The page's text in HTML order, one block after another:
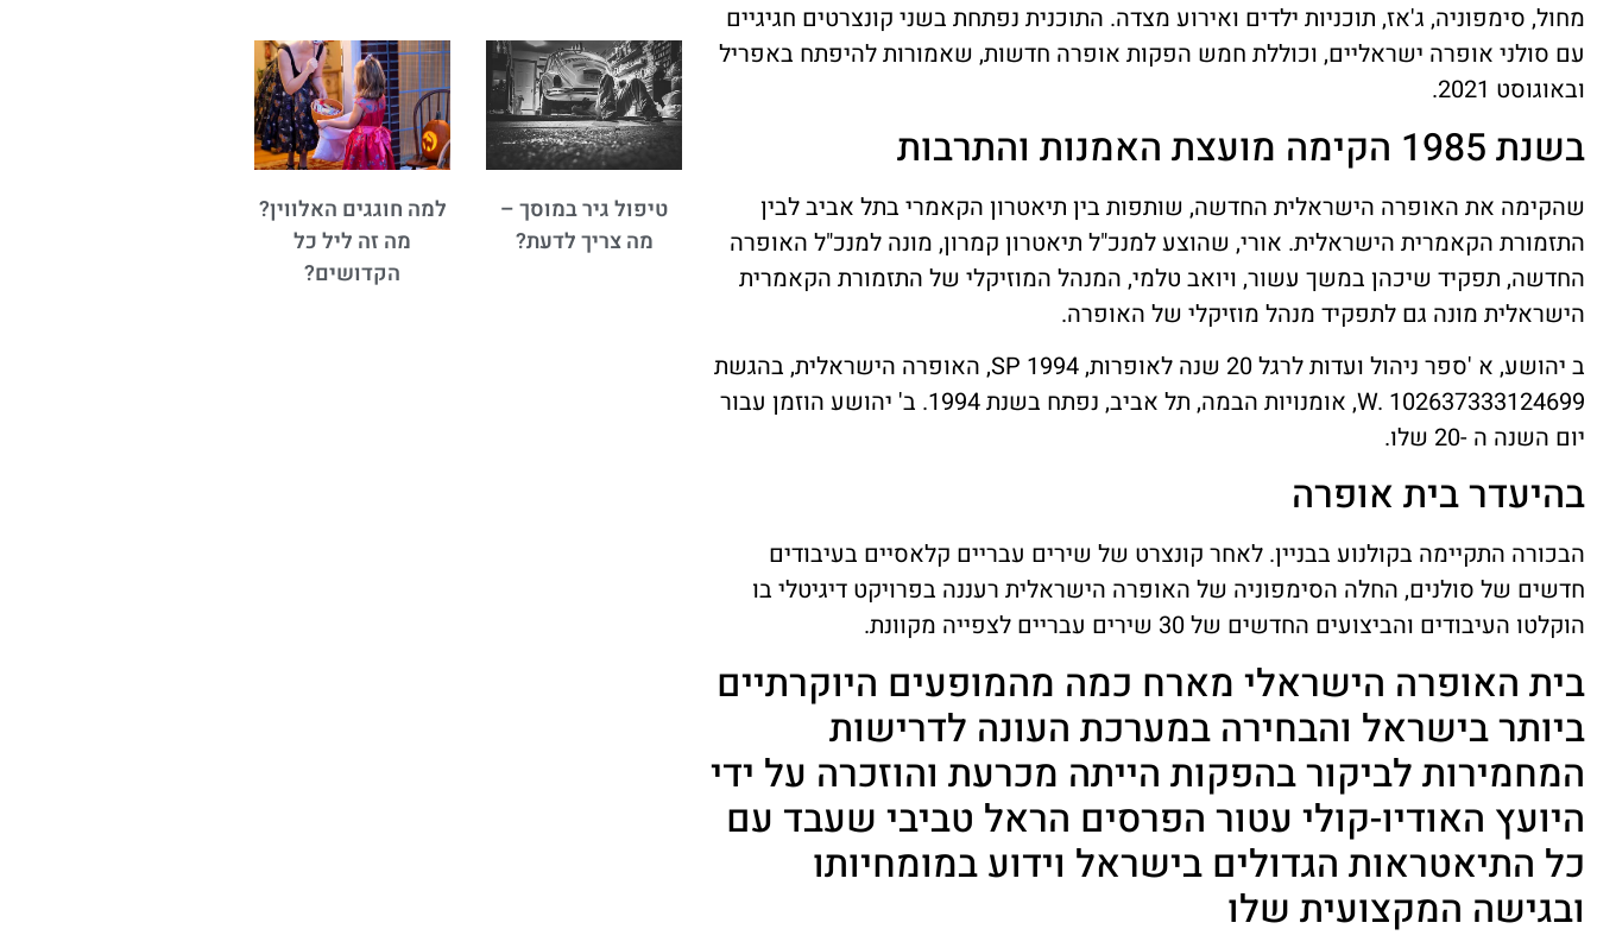
מחול, סימפוניה, ג'אז, תוכניות ילדים ואירוע מצדה. התוכנית נפתחת בשני קונצרטים חגיגיים
עם סולני אופרה ישראליים, וכוללת חמש הפקות אופרה חדשות, שאמורות להיפתח באפריל
ובאוגוסט 2021.
בשנת 1985 הקימה מועצת האמנות והתרבות
שהקימה את האופרה הישראלית החדשה, שותפות בין תיאטרון הקאמרי בתל אביב לבין
התזמורת הקאמרית הישראלית. אורי, שהוצע למנכ"ל תיאטרון קמרון, מונה למנכ"ל האופרה
החדשה, תפקיד שיכהן במשך עשור, ויואב טלמי, המנהל המוזיקלי של התזמורת הקאמרית
הישראלית מונה גם לתפקיד מנהל מוזיקלי של האופרה.
ב יהושע, א 'ספר ניהול ועדות לרגל 20 שנה לאופרות, SP 1994, האופרה הישראלית, בהגשת
W. 102637333124699, אומנויות הבמה, תל אביב, נפתח בשנת 1994. ב' יהושע הוזמן עבור
יום השנה ה -20 שלו.
בהיעדר בית אופרה
הבכורה התקיימה בקולנוע בבניין. לאחר קונצרט של שירים עבריים קלאסיים בעיבודים
חדשים של סולנים, החלה הסימפוניה של האופרה הישראלית רעננה בפרויקט דיגיטלי בו
הוקלטו העיבודים והביצועים החדשים של 30 שירים עבריים לצפייה מקוונת.
בית האופרה הישראלי מארח כמה מהמופעים היוקרתיים
ביותר בישראל והבחירה במערכת העונה לדרישות
המחמירות לביקור בהפקות הייתה מכרעת והוזכרה על ידי
היועץ האודיו-קולי עטור הפרסים הראל טביבי שעבד עם
כל התיאטראות הגדולים בישראל וידוע במומחיותו
ובגישה המקצועית שלו
טיפול גיר במוסך –
מה צריך לדעת?
למה חוגגים האלווין?
מה זה ליל כל
הקדושים?